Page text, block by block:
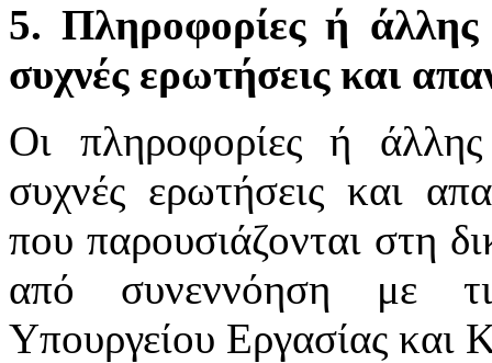
5. Πληροφορίες ή άλλης
συχνές ερωτήσεις και
Οι πληροφορίες ή άλλης
συχνές ερωτήσεις και
που παρουσιάζονται στη
από συνεννόηση με
Υπουργείου Εργασίας και